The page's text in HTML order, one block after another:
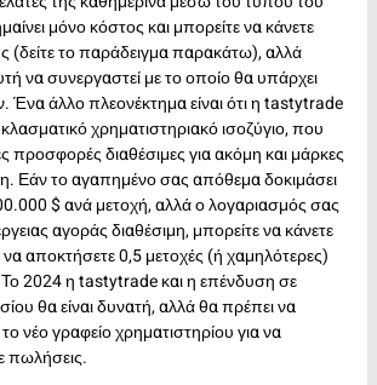
μόνο κόστος και μπορείτε να κάνετε
(δείτε το παράδειγμα παρακάτω), αλλά
να συνεργαστεί με το οποίο θα υπάρχει
Ένα άλλο πλεονέκτημα είναι ότι η tastytrade
χρηματιστηριακό ισοζύγιο, που
προσφορές διαθέσιμες για ακόμη και μάρκες
Εάν το αγαπημένο σας απόθεμα δοκιμάσει
$ ανά μετοχή, αλλά ο λογαριασμός σας
αγοράς διαθέσιμη, μπορείτε να κάνετε
να αποκτήσετε 0,5 μετοχές (ή χαμηλότερες)
Το 2024 η tastytrade και η επένδυση σε
θα είναι δυνατή, αλλά θα πρέπει να
νέο γραφείο χρηματιστηρίου για να
πωλήσεις.